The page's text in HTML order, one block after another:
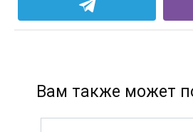
Вам также может